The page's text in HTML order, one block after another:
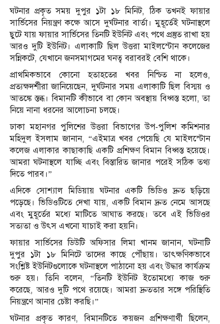
ঘটনার প্রকৃত সময় দুপুর ১টা ১৮ মিনিট, ঠিক তখনই ফায়ার
সার্ভিসের নিয়ন্ত্রণ কক্ষে আসে দুর্ঘটনার বার্তা। মুহূর্তেই ঘটনাস্থলে
ছুটে যায় ফায়ার সার্ভিসের তিনটি ইউনিট এবং পথে প্রস্তুত রাখা হয়
আরও দুটি ইউনিট। এলাকাটি ছিল উত্তরা মাইলস্টোন কলেজের
সন্নিকটে, যেখানে জনসমাগমের ঘনত্ব বরাবরই বেশি থাকে।
প্রাথমিকভাবে কোনো হতাহতের খবর নিশ্চিত না হলেও,
প্রত্যক্ষদর্শীরা জানিয়েছেন, দুর্ঘটনার সময় এলাকাটি ছিল বিস্ময় ও
আতঙ্কে স্তব্ধ। বিমানটি কীভাবে বা কোন অবস্থায় বিধ্বস্ত হলো, তা
নিয়ে নানা ধরনের আলোচনা চলছে।
ঢাকা মহানগর পুলিশের উত্তরা বিভাগের উপ-পুলিশ কমিশনার
মহিদুল ইসলাম জানান, “এইমাত্র খবর পেয়েছি যে মাইলস্টোন
কলেজ এলাকার কাছাকাছি একটি প্রশিক্ষণ বিমান বিধ্বস্ত হয়েছে।
আমরা ঘটনাস্থলে যাচ্ছি এবং বিস্তারিত জানার পরেই সঠিক তথ্য
দিতে পারব।”
এদিকে সোশ্যাল মিডিয়ায় ঘটনার একটি ভিডিও দ্রুত ছড়িয়ে
পড়েছে। ভিডিওটিতে দেখা যায়, একটি বিমান দ্রুত নেমে আসছে
এবং মুহূর্তের মধ্যে মাটিতে আঘাত করছে। তবে এই ভিডিওর
সত্যতা ও উৎস এখনো যাচাই করা হয়নি।
ফায়ার সার্ভিসের ডিউটি অফিসার লিমা খানম জানান, ঘটনাটি
দুপুর ১টা ১৮ মিনিটে তাদের কাছে পৌঁছায়। তাৎক্ষণিকভাবে
সংশ্লিষ্ট ইউনিটগুলোকে ঘটনাস্থলে পাঠানো হয় এবং উদ্ধার কার্যক্রম
শুরু হয়। তিনি বলেন, “তিনটি ইউনিট ইতোমধ্যে কাজ শুরু
করেছে, আরও দুটি পথে রয়েছে। আমরা দ্রুততার সঙ্গে পরিস্থিতি
নিয়ন্ত্রণে আনার চেষ্টা করছি।”
ঘটনার প্রকৃত কারণ, বিমানটিতে কয়জন প্রশিক্ষণার্থী ছিলেন,